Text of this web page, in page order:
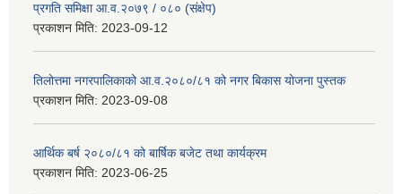
प्रगति समिक्षा आ.व.२०७९ / ०८० (संक्षेप)
प्रकाशन मिति: 2023-09-12
तिलोत्तमा नगरपालिकाको आ.व.२०८०/८१ को नगर बिकास योजना पुस्तक
प्रकाशन मिति: 2023-09-08
आर्थिक बर्ष २०८०/८१ को बार्षिक बजेट तथा कार्यक्रम
प्रकाशन मिति: 2023-06-25